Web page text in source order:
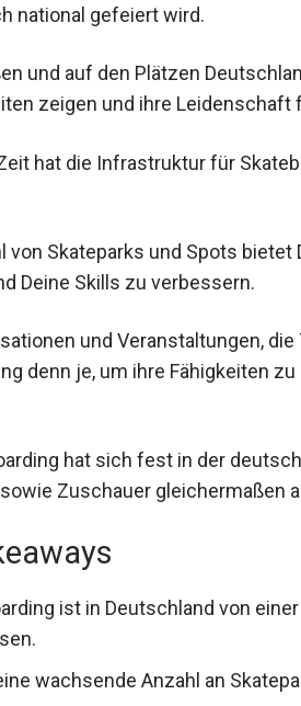
national gefeiert wird.
und auf den Plätzen
zeigen und ihre Leidenschaft
hat die Infrastruktur für
von Skateparks und Spots
Deine Skills zu verbessern.
und Veranstaltungen,
denn je, um ihre Fähigkeiten
hat sich fest in der
Zuschauer gleichermaßen
ist in Deutschland von
wachsende Anzahl an